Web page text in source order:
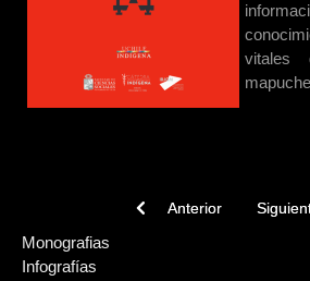
vitales
Previous article: Dípticos
Anterior Next
Monografias
Infografías